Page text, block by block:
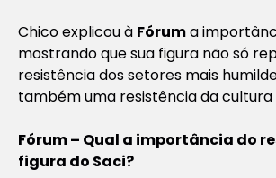
Chico explicou à Fóruma
mostrando que sua figura não só
resistência dos setores mais
também uma resistência da cultura
Fórum – Qual a importância do
figura do Saci?